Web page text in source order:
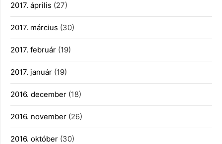
2017. április (27)
2017. március (30)
2017. február (19)
2017. január (19)
2016. december (18)
2016. november (26)
2016. október (30)